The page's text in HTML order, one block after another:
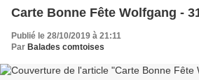
Carte Bonne Fête Wolfgang -
Publié le 28/10/2019 à 21:11
Par Balades comtoises